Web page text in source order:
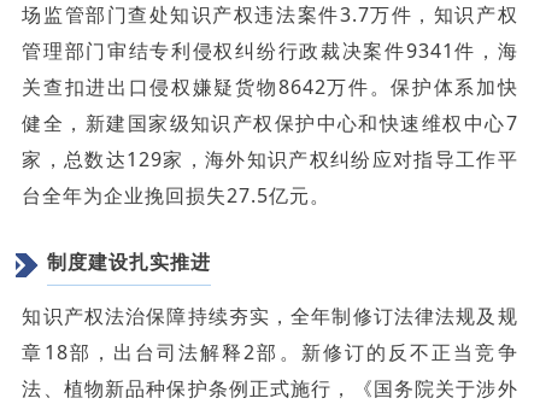
场监管部门查处知识产权违法案件3.7万件，知识产权
管理部门审结专利侵权纠纷行政裁决案件9341件，海
关查扣进出口侵权嫌疑货物8642万件。保护体系加快
健全，新建国家级知识产权保护中心和快速维权中心7
家，总数达129家，海外知识产权纠纷应对指导工作平
台全年为企业挽回损失27.5亿元。
制度建设扎实推进
知识产权法治保障持续夯实，全年制修订法律法规及规
章18部，出台司法解释2部。新修订的反不正当竞争
法、植物新品种保护条例正式施行，《国务院关于涉外